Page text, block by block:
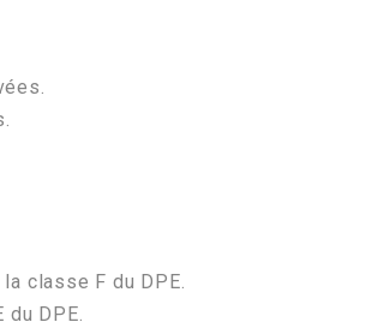
classe F du DPE.
DPE.